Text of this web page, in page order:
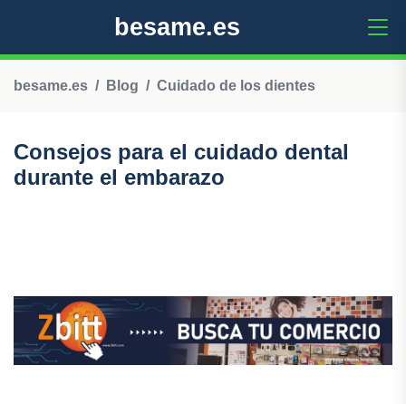
besame.es
besame.es Blog Cuidado de los dientes
Consejos para el cuidado dental
durante el embarazo